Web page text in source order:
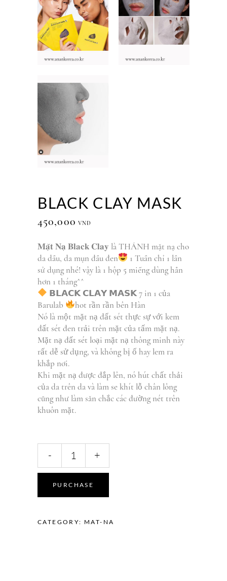
BLACK CLAY MASK
450,000 VNĐ
𝐌𝐚̣̆𝐭 𝐍𝐚̣ 𝐁𝐥𝐚𝐜𝐤 𝐂𝐥𝐚𝐲 là THÁNH mặt nạ cho
da dầu, da mụn đầu đen
1 Tuần chỉ 1 lần
sử dụng nhé! vậy là 1 hộp 5 miếng dùng hẳn
hơn 1 tháng^^
𝗕𝗟𝗔𝗖𝗞 𝗖𝗟𝗔𝗬 𝗠𝗔𝗦𝗞 7 in 1 của
Barulab
hot rần rần bên Hàn
Nó là một mặt nạ đất sét thực sự với kem
đất sét đen trải trên mặt của tấm mặt nạ.
Mặt nạ đất sét loại mặt nạ thông minh này
rất dễ sử dụng, và không bị ố hay lem ra
khắp nơi.
Khi mặt nạ được đắp lên, nó hút chất thải
của da trên da và làm se khít lỗ chân lông
cũng như làm săn chắc các đường nét trên
khuôn mặt.
quantity
- +
PURCHASE
CATEGORY: MAT-NA